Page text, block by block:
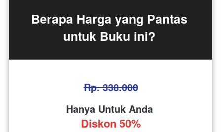
Berapa Harga yang Pantas
untuk Buku ini?
Rp. 338.000
Hanya Untuk Anda
Diskon 50%